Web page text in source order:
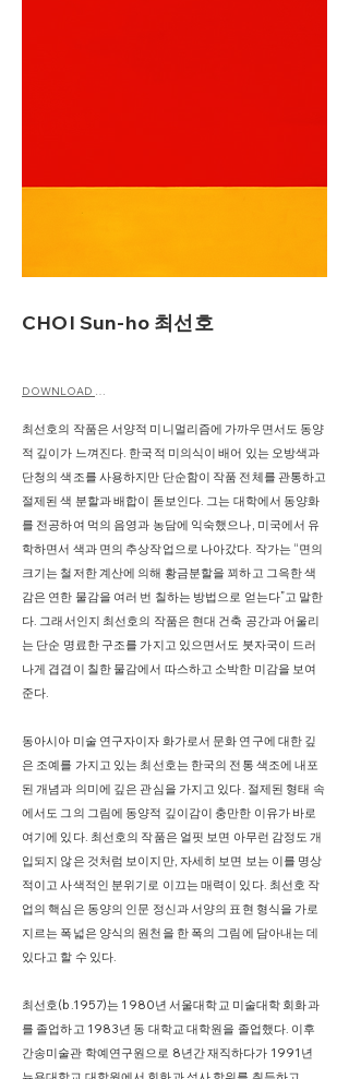
CHOI Sun-ho 최선호
최선호의 작품은 서양적 미니멀리즘에 가까우면서도 동양
적 깊이가 느껴진다. 한국적 미의식이 배어 있는 오방색과
단청의 색조를 사용하지만 단순함이 작품 전체를 관통하고
절제된 색 분할과 배합이 돋보인다. 그는 대학에서 동양화
를 전공하여 먹의 음영과 농담에 익숙했으나, 미국에서 유
학하면서 색과 면의 추상작업으로 나아갔다. 작가는 “면의
크기는 철저한 계산에 의해 황금분할을 꾀하고 그윽한 색
감은 연한 물감을 여러 번 칠하는 방법으로 얻는다”고 말한
다. 그래서인지 최선호의 작품은 현대 건축 공간과 어울리
는 단순 명료한 구조를 가지고 있으면서도 붓자국이 드러
나게 겹겹이 칠한 물감에서 따스하고 소박한 미감을 보여
준다.
동아시아 미술 연구자이자 화가로서 문화 연구에 대한 깊
은 조예를 가지고 있는 최선호는 한국의 전통 색조에 내포
된 개념과 의미에 깊은 관심을 가지고 있다. 절제된 형태 속
에서도 그의 그림에 동양적 깊이감이 충만한 이유가 바로
여기에 있다. 최선호의 작품은 얼핏 보면 아무런 감정도 개
입되지 않은 것처럼 보이지만, 자세히 보면 보는 이를 명상
적이고 사색적인 분위기로 이끄는 매력이 있다. 최선호 작
업의 핵심은 동양의 인문 정신과 서양의 표현 형식을 가로
지르는 폭넓은 양식의 원천을 한 폭의 그림에 담아내는 데
있다고 할 수 있다.
최선호​(b.1957)는 1980년 서울대학교 미술대학 회화과
를 졸업하고 1983년 동 대학교 대학원을 졸업했다. 이후
간송미술관 학예연구원으로 8년간 재직하다가 1991년